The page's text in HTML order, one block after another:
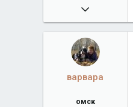
17.01.2010
15 583
варвара
омск